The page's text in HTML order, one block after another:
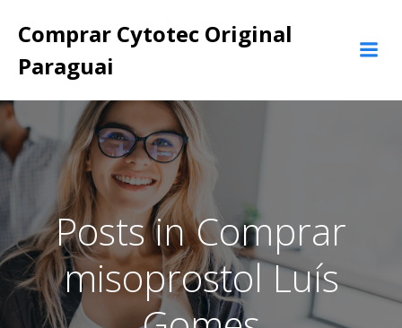
para
Comprar Cytotec Original
Paraguai
Posts in Comprar
misoprostol Luís